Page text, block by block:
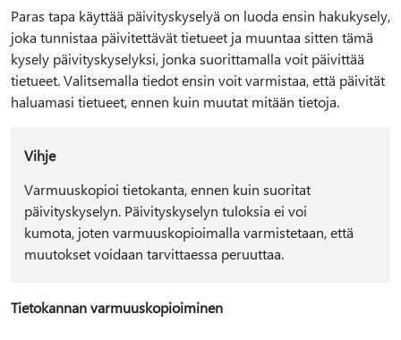
Paras tapa käyttää päivityskyselyä on luoda ensin hakukysely,
joka tunnistaa päivitettävät tietueet ja muuntaa sitten tämä
kysely päivityskyselyksi, jonka suorittamalla voit päivittää
tietueet. Valitsemalla tiedot ensin voit varmistaa, että päivität
haluamasi tietueet, ennen kuin muutat mitään tietoja.
Vihje
Varmuuskopioi tietokanta, ennen kuin suoritat
päivityskyselyn. Päivityskyselyn tuloksia ei voi
kumota, joten varmuuskopioimalla varmistetaan, että
muutokset voidaan tarvittaessa peruuttaa.
Tietokannan varmuuskopioiminen